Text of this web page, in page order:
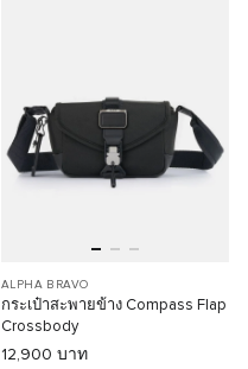
ALPHA BRAVO
กระเป๋าสะพายข้าง Compass Flap
Crossbody
12,900 บาท